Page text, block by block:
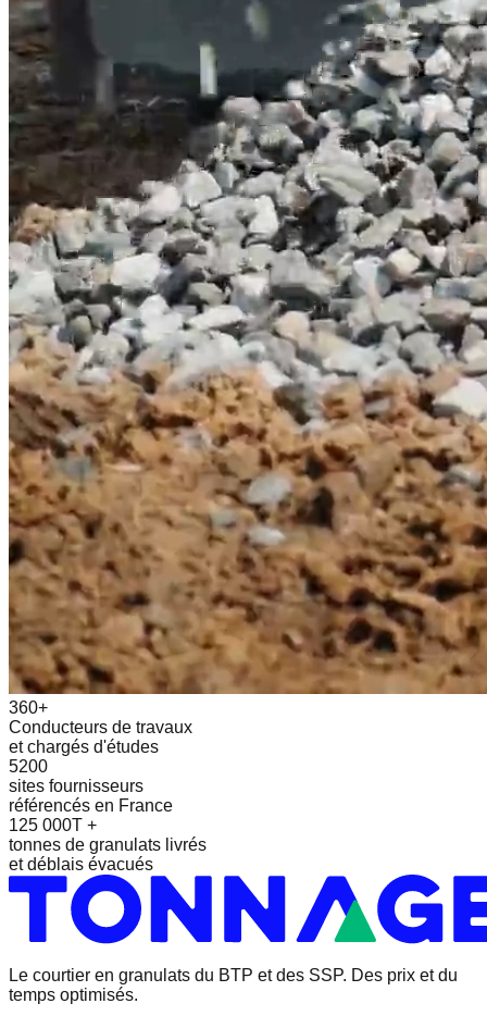
360+
Conducteurs de travaux
et chargés d'études
5200
sites fournisseurs
référencés en France
125 000T +
tonnes de granulats livrés
et déblais évacués
Le courtier en granulats du BTP et des SSP. Des prix et du
temps optimisés.